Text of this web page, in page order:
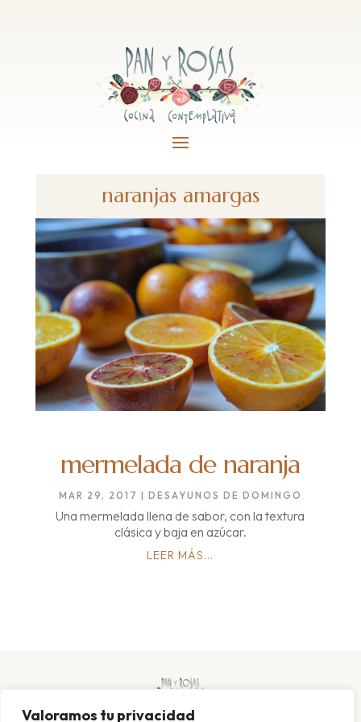
Valoramos tu privacidad
naranjas amargas
mermelada de naranja
MAR 29, 2017 | DESAYUNOS DE DOMINGO
Una mermelada llena de sabor, con la textura
clásica y baja en azúcar.
LEER MÁS...